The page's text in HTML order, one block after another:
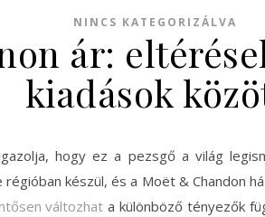
NINCS KATEGORIZÁLVA
ár:
kiadások
hogy ez a pezsgő a világ
régióban készül, és a Moët & Chandon
változhat a különböző tényezők